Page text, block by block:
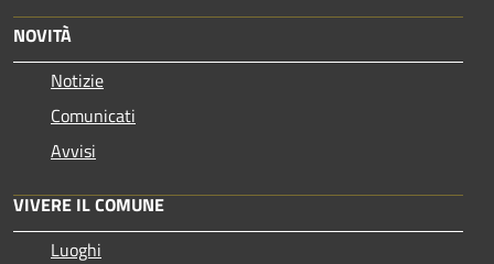
NOVITÀ
Notizie
Comunicati
Avvisi
VIVERE IL COMUNE
Luoghi